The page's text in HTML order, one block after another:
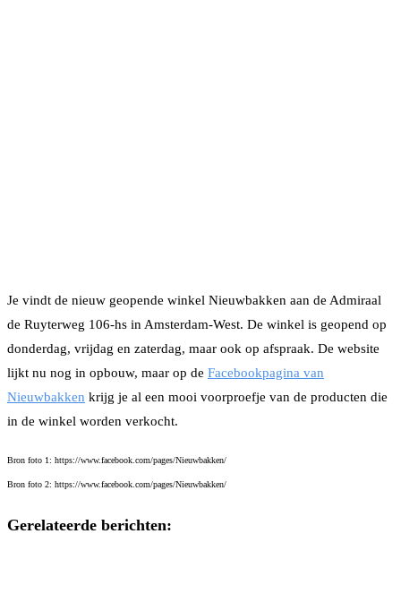
Je vindt de nieuw geopende winkel Nieuwbakken aan de Admiraal
de Ruyterweg 106-hs in Amsterdam-West. De winkel is geopend op
donderdag, vrijdag en zaterdag, maar ook op afspraak. De website
lijkt nu nog in opbouw, maar op de Facebookpagina van
Nieuwbakken krijg je al een mooi voorproefje van de producten die
in de winkel worden verkocht.
Bron foto 1: https://www.facebook.com/pages/Nieuwbakken/
Bron foto 2: https://www.facebook.com/pages/Nieuwbakken/
Gerelateerde berichten: